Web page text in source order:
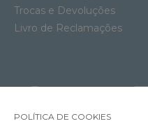
Trocas e Devoluções
Livro de Reclamações
POLÍTICA DE COOKIES